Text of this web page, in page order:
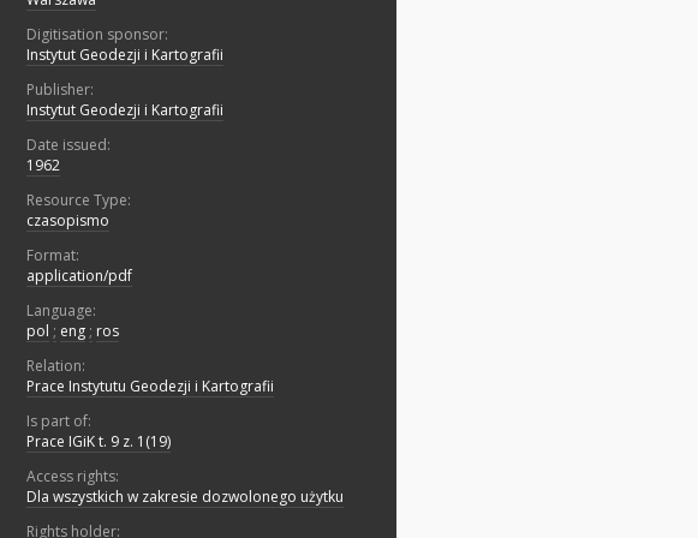
Digitisation sponsor:
Instytut Geodezji i Kartografii
Publisher:
Instytut Geodezji i Kartografii
Date issued:
1962
Resource Type:
czasopismo
Format:
application/pdf
Language:
pol ; eng ; ros
Relation:
Prace Instytutu Geodezji i Kartografii
Is part of:
Prace IGiK t. 9 z. 1(19)
Access rights:
Dla wszystkich w zakresie dozwolonego użytku
Rights holder: